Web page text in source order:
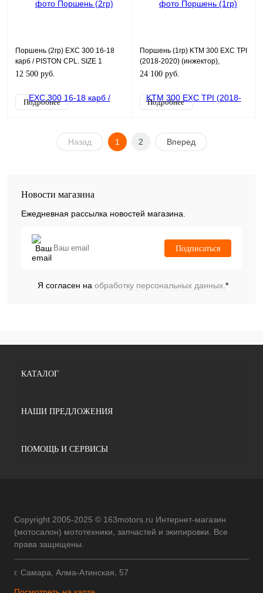
Поршень (2гр) EXC 300 16-18
карб / PISTON CPL. SIZE 1
D=71,925
12 500 руб.
Подробнее
Поршень (1гр) KTM 300 EXC TPI
(2018-2020) (инжектор),
Husqvarna TE300i (2018-2020)
24 100 руб.
Подробнее
Назад 1 2 Вперед
Новости магазина
Ежедневная рассылка новостей магазина.
Подписаться
Я согласен на обработку персональных данных.*
КАТАЛОГ
НАШИ ПРЕДЛОЖЕНИЯ
ПОМОЩЬ И СЕРВИСЫ
Copyright 2005-2025 © 163motors.ru Интернет-магазин
(мотосалон) мототехники, запчастей и экипировки. Все
права защищены.
г. Самара, Алма-Атинская, 57